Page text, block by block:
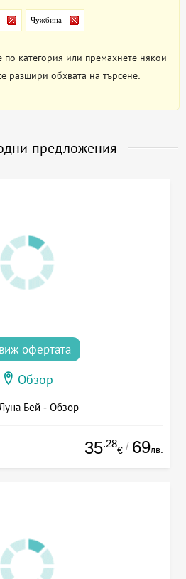
Чужбина
по категория или премахнете някои
разшири обхвата на търсене.
предложения
виж офертата
Обзор
Бей - Обзор
35.28
€ / 69лв.